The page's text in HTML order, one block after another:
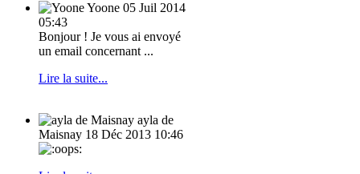
Yoone 05 Juil 2014
05:43
Bonjour ! Je vous ai envoyé
un email concernant ...
Lire la suite...
ayla de
Maisnay 18 Déc 2013 10:46